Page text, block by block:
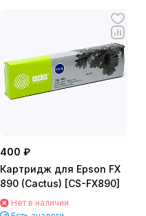
400 ₽
Картридж для Epson FX
890 (Cactus) [CS-FX890]
Нет в наличии